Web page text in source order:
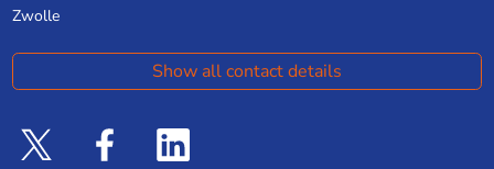
Zwolle
Show all contact details